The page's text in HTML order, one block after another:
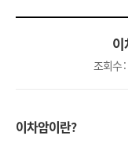
조회수
이차암이란?